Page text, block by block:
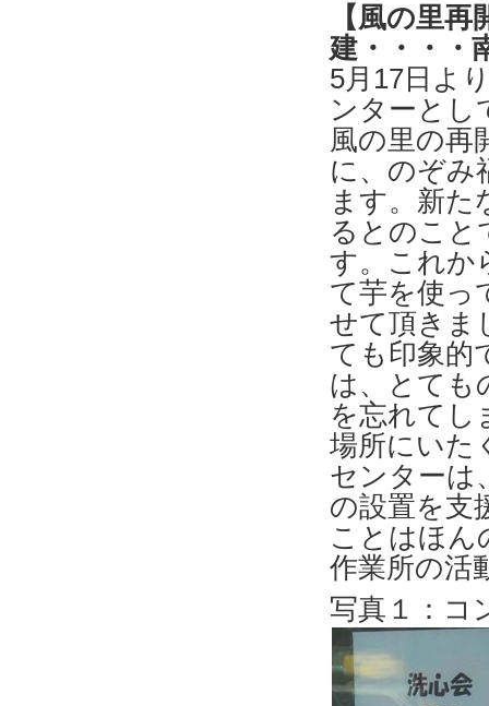
【風の里
建・・・・
5月17日よ
ンターとし
風の里の再
に、のぞみ
ます。新た
るとのこと
す。これか
て芋を使っ
せて頂きま
ても印象的
は、とても
を忘れてし
場所にいた
センターは
の設置を支
ことはほん
作業所の活
写真１：コ